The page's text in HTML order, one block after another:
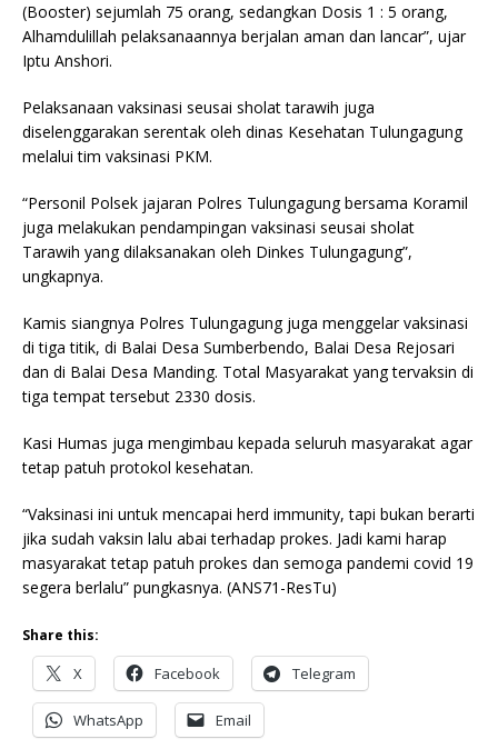
(Booster) sejumlah 75 orang, sedangkan Dosis 1 : 5 orang,
Alhamdulillah pelaksanaannya berjalan aman dan lancar”, ujar
Iptu Anshori.
Pelaksanaan vaksinasi seusai sholat tarawih juga
diselenggarakan serentak oleh dinas Kesehatan Tulungagung
melalui tim vaksinasi PKM.
“Personil Polsek jajaran Polres Tulungagung bersama Koramil
juga melakukan pendampingan vaksinasi seusai sholat
Tarawih yang dilaksanakan oleh Dinkes Tulungagung”,
ungkapnya.
Kamis siangnya Polres Tulungagung juga menggelar vaksinasi
di tiga titik, di Balai Desa Sumberbendo, Balai Desa Rejosari
dan di Balai Desa Manding. Total Masyarakat yang tervaksin di
tiga tempat tersebut 2330 dosis.
Kasi Humas juga mengimbau kepada seluruh masyarakat agar
tetap patuh protokol kesehatan.
“Vaksinasi ini untuk mencapai herd immunity, tapi bukan berarti
jika sudah vaksin lalu abai terhadap prokes. Jadi kami harap
masyarakat tetap patuh prokes dan semoga pandemi covid 19
segera berlalu” pungkasnya. (ANS71-ResTu)
Share this:
X Facebook Telegram
WhatsApp Email